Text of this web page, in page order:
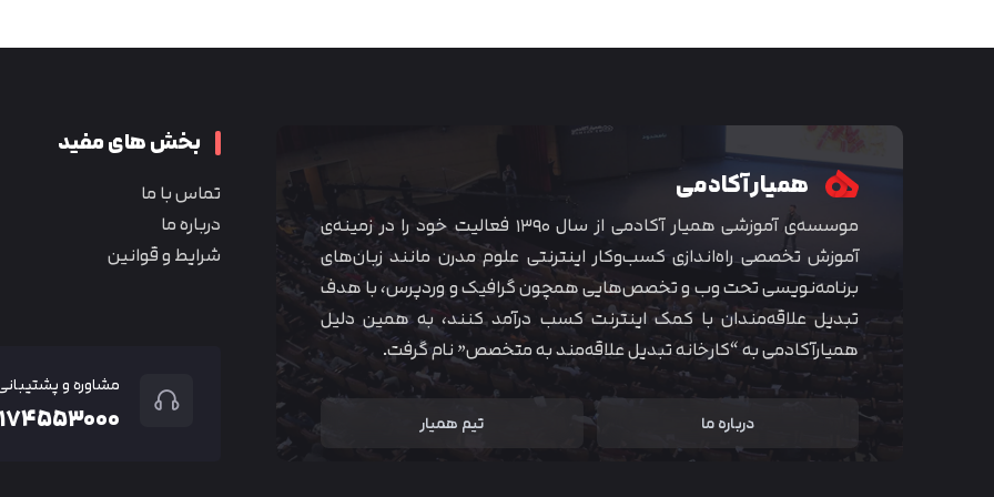
همیار آکادمی
موسسه‌ی آموزشی همیار آکادمی از سال ۱۳۹۰ فعالیت خود را در زمینه‌ی
آموزش تخصصی راه‌اندازی کسب‌و‌کار اینترنتی علوم مدرن مانند زبان‌های
برنامه‌نویسی تحت وب و تخصص‌هایی همچون گرافیک و وردپرس، با هدف
تبدیل علاقه‌مندان با کمک اینترنت کسب درآمد کنند، به همین دلیل
همیارآکادمی به “کارخانه تبدیل علاقه‌مند به متخصص” نام گرفت.
درباره ما تیم همیار
بخش های مفید
تماس با ما
درباره ما
شرایط و قوانین
مشاوره و